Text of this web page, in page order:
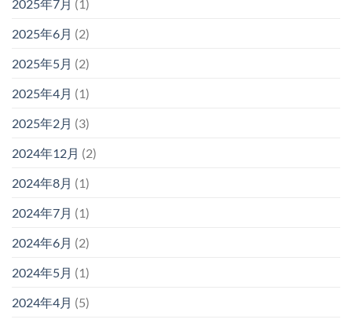
2025年7月 (1)
2025年6月 (2)
2025年5月 (2)
2025年4月 (1)
2025年2月 (3)
2024年12月 (2)
2024年8月 (1)
2024年7月 (1)
2024年6月 (2)
2024年5月 (1)
2024年4月 (5)